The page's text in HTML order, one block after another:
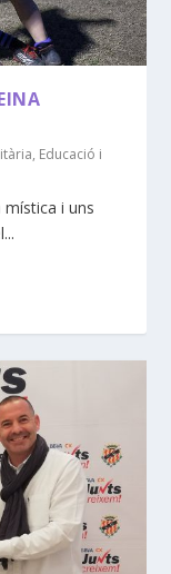
, Educació i
mística i uns